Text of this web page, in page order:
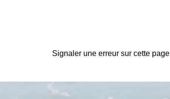
Signaler une erreur sur cette page